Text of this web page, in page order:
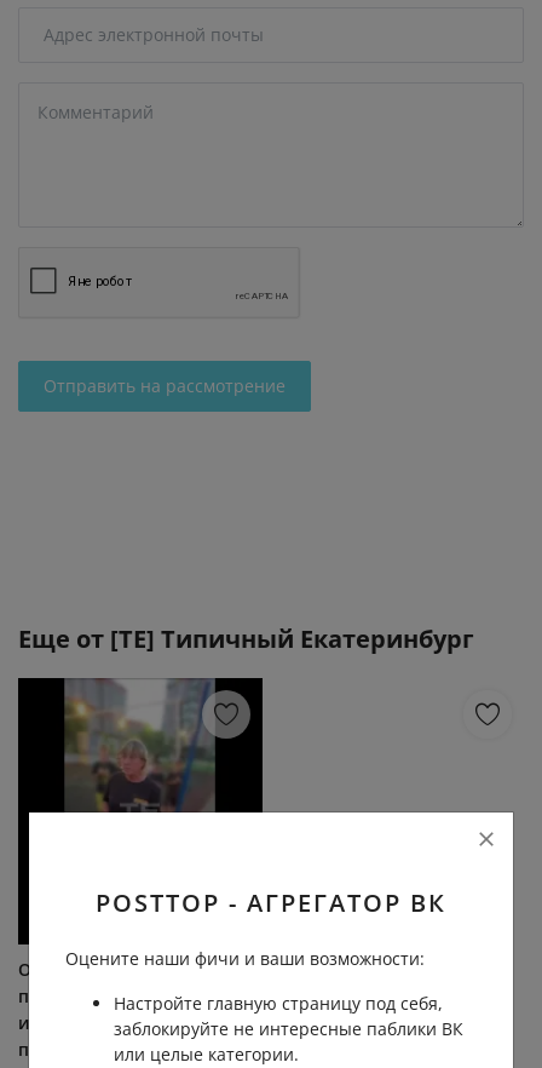
Отправить на рассмотрение
Еще от [ТЕ] Типичный Екатеринбург
Охранница влепила
подростку пощёчину и
избила его друга
пятилитровкой за игру в
Uma2rman, мотошоу и 50
единиц строительной
техники: как в
Екатеринбурге отметят
POSTTOP - АГРЕГАТОР ВК
Оцените наши фичи и ваши возможности:
Настройте главную страницу под себя,
заблокируйте не интересные паблики ВК
или целые категории.